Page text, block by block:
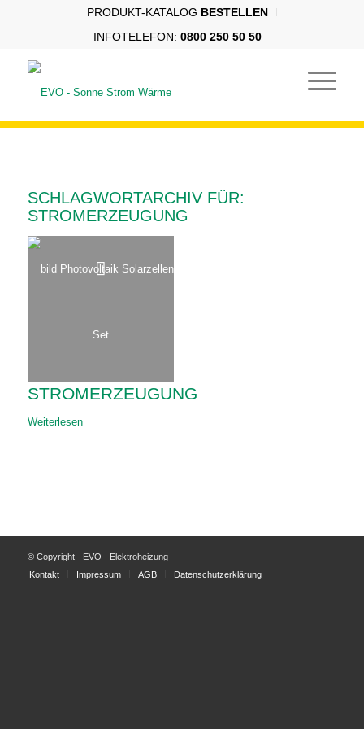
PRODUKT-KATALOG BESTELLEN
INFOTELEFON:0800 250 50 50
SCHLAGWORTARCHIV FÜR:
STROMERZEUGUNG
STROMERZEUGUNG
Weiterlesen
© Copyright - EVO - Elektroheizung
Kontakt
Impressum AGB Datenschutzerklärung